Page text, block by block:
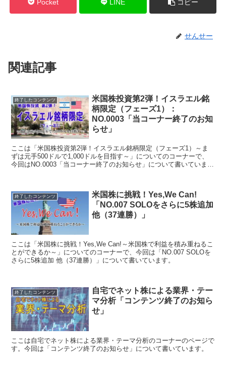
Pocket LINE コピー
せんせー
関連記事
終了したコンテンツ
米国株投資第2弾！イスラエル銘
柄限定（フェーズ1）：
NO.0003「当コーナー終了のお知
らせ」
ここは「米国株投資第2弾！イスラエル銘柄限定（フェーズ1）～ま
ずは元手500ドルで1,000ドルを目指す～」についてのコーナーで、
今回はNO.0003「当コーナー終了のお知らせ」について書いていま
終了したコンテンツ
米国株に挑戦！Yes,We Can!
「NO.007 SOLOをさらに5株追加
他（37連勝）」
ここは「米国株に挑戦！Yes,We Can!～米国株で利益を積み重ねるこ
とができるか～」についてのコーナーで、今回は「NO.007 SOLOを
さらに5株追加 他（37連勝）」について書いています。
終了したコンテンツ
自宅でネット株による業界・テー
マ分析「コンテンツ終了のお知ら
せ」
ここは自宅でネット株による業界・テーマ分析のコーナーのページで
す。今回は「コンテンツ終了のお知らせ」について書いています。